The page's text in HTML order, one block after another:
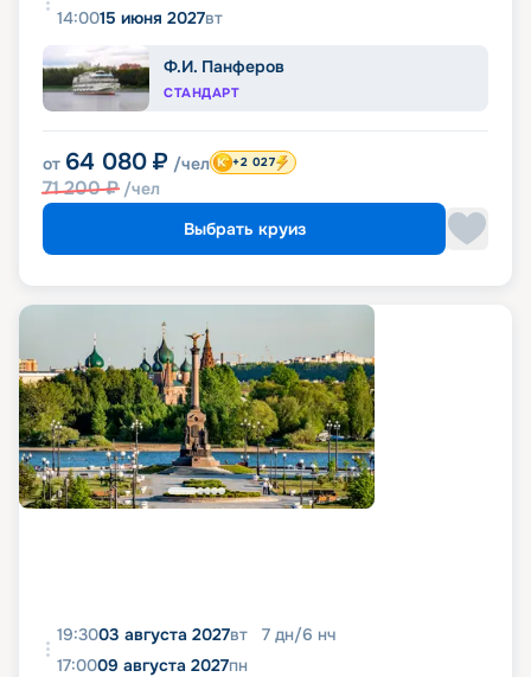
14:0015 июня 2027вт
Ф.И. Панферов
СТАНДАРТ
от 64 080 ₽ /чел
71 200₽ /чел
+2 027
Выбрать круиз
19:3003 августа 2027вт 7 дн/6 нч
17:0009 августа 2027пн